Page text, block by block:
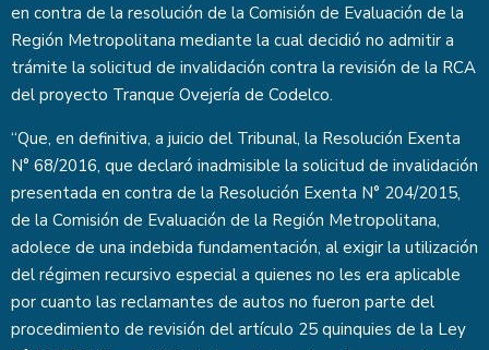
en contra de la resolución de la Comisión de Evaluación de la
Región Metropolitana mediante la cual decidió no admitir a
trámite la solicitud de invalidación contra la revisión de la RCA
del proyecto Tranque Ovejería de Codelco.
“Que, en definitiva, a juicio del Tribunal, la Resolución Exenta
N° 68/2016, que declaró inadmisible la solicitud de invalidación
presentada en contra de la Resolución Exenta N° 204/2015,
de la Comisión de Evaluación de la Región Metropolitana,
adolece de una indebida fundamentación, al exigir la utilización
del régimen recursivo especial a quienes no les era aplicable
por cuanto las reclamantes de autos no fueron parte del
procedimiento de revisión del artículo 25 quinquies de la Ley